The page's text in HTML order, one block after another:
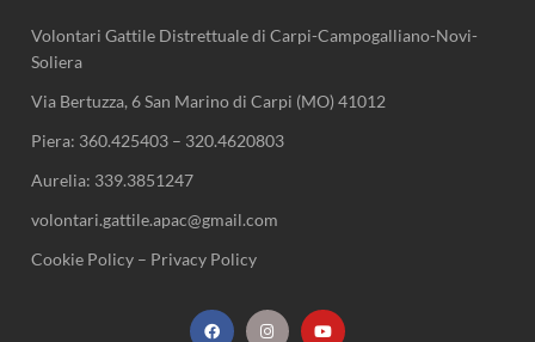
Volontari Gattile Distrettuale di Carpi-Campogalliano-Novi-
Soliera
Via Bertuzza, 6 San Marino di Carpi (MO) 41012
Piera: 360.425403 – 320.4620803
Aurelia: 339.3851247
volontari.gattile.apac@gmail.com
Cookie Policy – Privacy Policy
F
a
I
n
Y
o